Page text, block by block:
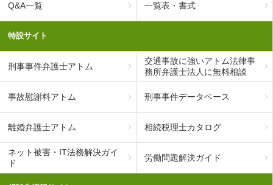
Q&A一覧 一覧表・書式
特設サイト
刑事事件弁護士アトム
交通事故に強いアトム法律事
務所弁護士法人に無料相談
事故慰謝料アトム 刑事事件データベース
離婚弁護士アトム 相続税理士カタログ
ネット被害・IT法務解決ガイ
ド
労働問題解決ガイド